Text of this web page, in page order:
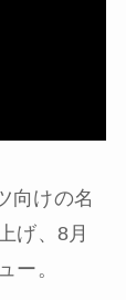
向けの名
げ、8月
ー。